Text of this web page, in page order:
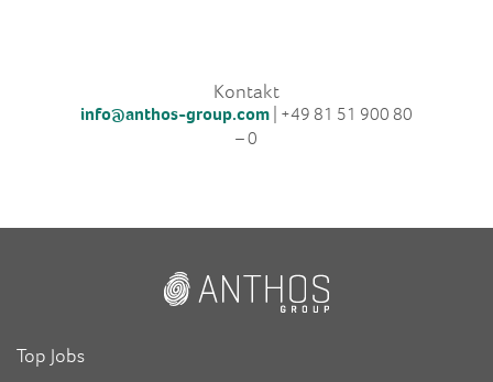
Kontakt
info@anthos-group.com | +49 81 51 900 80
– 0
Top Jobs